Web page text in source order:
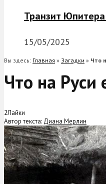
Транзит
15/05/2025
Вы здесь: Главная » Загадки » Что
Что на Руси
2Лайки
Автор текста: Диана Мерлин